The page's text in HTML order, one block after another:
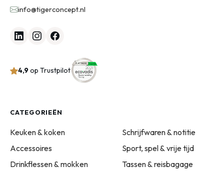
info@tigerconcept.nl
4,9op Trustpilot
CATEGORIEËN
Keuken & koken
Accessoires
Drinkflessen & mokken
Schrijfwaren & notitie
Sport, spel & vrije tijd
Tassen & reisbagage